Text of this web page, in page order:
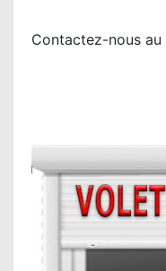
Contactez-nous au